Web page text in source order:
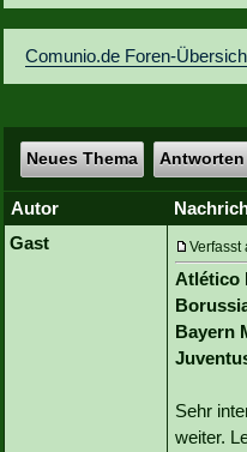
Vereinsfragen
Comunio.de Foren-
Neues Thema Antworten
Autor
Gast
Atlético
Bayern
Sehr
weiter.